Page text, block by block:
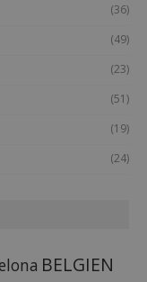
(36)
(49)
(23)
(51)
(19)
(24)
BELGIEN